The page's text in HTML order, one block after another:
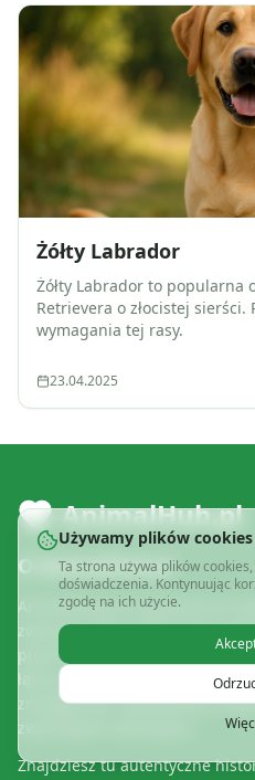
Używamy plików cookies
Ta strona używa plików
doświadczenia. Kontynuując
zgodę na ich użycie.
Żółty Labrador
Żółty Labrador to popularna
Retrievera o złocistej sierści.
wymagania tej rasy.
23.04.2025
AnimalHub.pl
O AnimalHub.pl
AnimalHub.pl to dynamiczna
zwierząt, gdzie właściciele
pupili dzielą się swoimi
łączy prawdziwych opiekunów
zmagają się z wyzwaniami
zwierzętami domowymi.
Znajdziesz tu autentyczne